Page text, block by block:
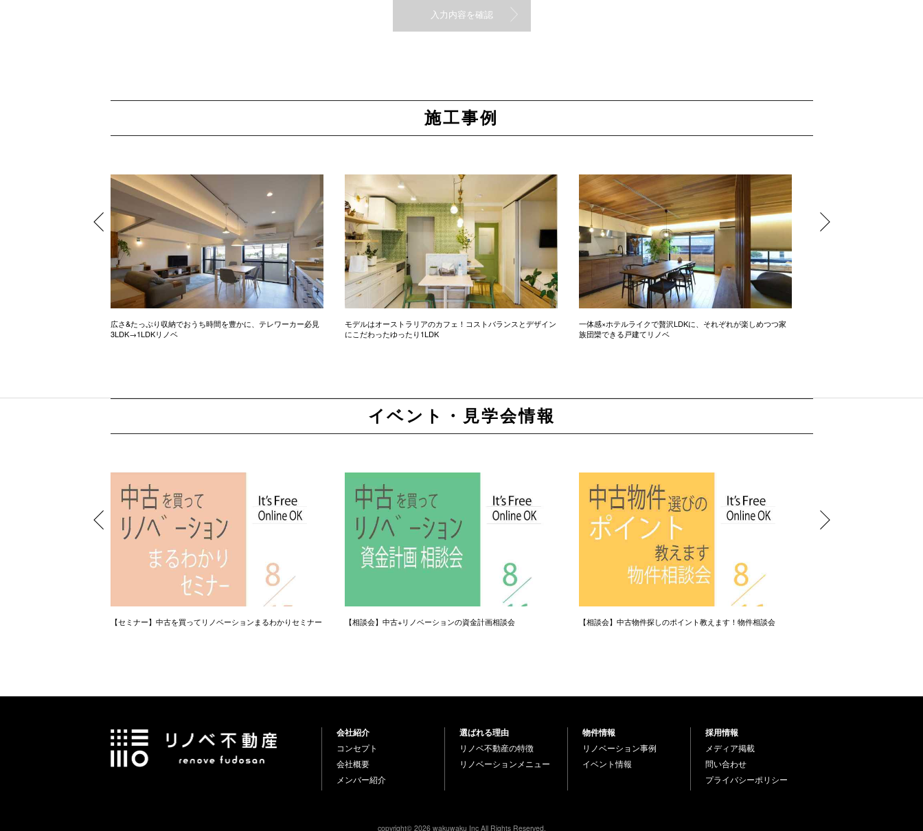
施工事例
広さ&たっぷり収納でおうち時間を豊かに、テレワーカー必見
3LDK→1LDKリノベ
モデルはオーストラリアのカフェ！コストバランスとデザイン
にこだわったゆったり1LDK
一体感×ホテルライクで贅沢LDKに、それぞれが楽しめつつ家
族団欒できる戸建てリノベ
イベント・見学会情報
【セミナー】中古を買ってリノベーションまるわかりセミナー 【相談会】中古+リノベーションの資金計画相談会 【相談会】中古物件探しのポイント教えます！物件相談会
会社紹介
コンセプト
会社概要
メンバー紹介
選ばれる理由
リノベ不動産の特徴
リノベーションメニュー
物件情報
リノベーション事例
イベント情報
採用情報
メディア掲載
問い合わせ
プライバシーポリシー
copyright© 2026 wakuwaku Inc All Rights Reserved.